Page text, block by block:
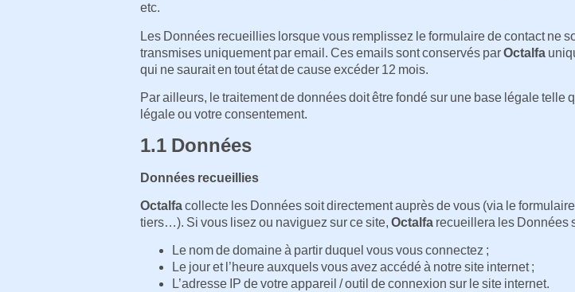
etc.
Les Données recueillies lorsque vous remplissez le formulaire de contact ne
transmises uniquement par email. Ces emails sont conservés parOctalfa
qui ne saurait en tout état de cause excéder 12 mois.‍
Par ailleurs, le traitement de données doit être fondé sur une base légale telle
légale ou votre consentement.
1.1 Données
Données recueillies
Octalfacollecte les Données soit directement auprès de vous (via le
tiers…). Si vous lisez ou naviguez sur ce site, Octalfa recueillera les Données
Le nom de domaine à partir duquel vous vous connectez ;
Le jour et l’heure auxquels vous avez accédé à notre site internet ;
L’adresse IP de votre appareil / outil de connexion sur le site internet.